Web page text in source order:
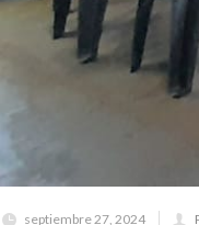
septiembre 27, 2024